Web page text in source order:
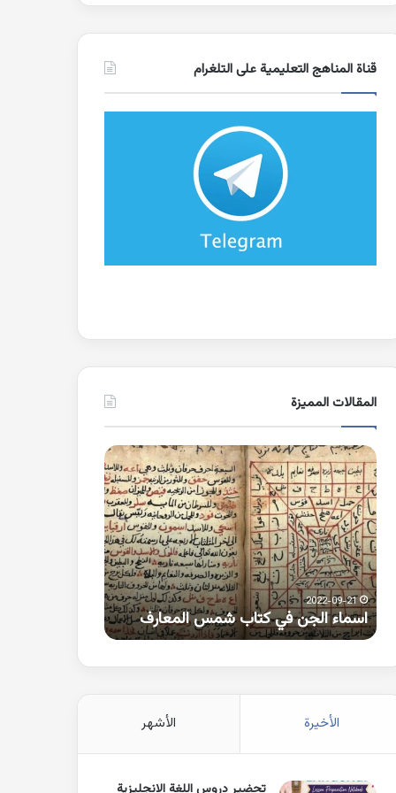
قناة المناهج التعليمية على التلغرام
المقالات المميزة
اسماء
الجن
في
كتاب
شمس
المعارف
2022-09-21
اسماء الجن في كتاب شمس المعارف
كلمات
بها
همزة
متطرفة
على
الواو
الأخيرة الأشهر
تحضير دروس اللغة الانجليزية